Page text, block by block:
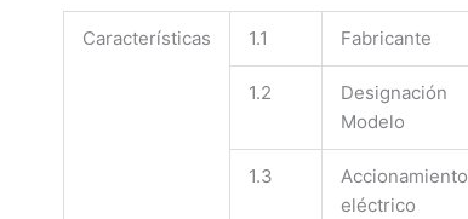
Características 1.1 Fabricante
1.2
Designación
Modelo
1.3
Accionamiento
eléctrico